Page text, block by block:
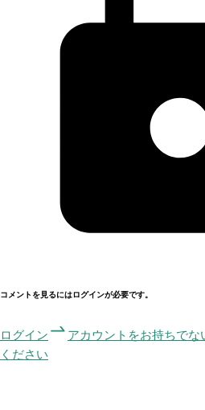
コメントを見るにはログインが必要です。
ログイン
アカウントをお持ちで
ください